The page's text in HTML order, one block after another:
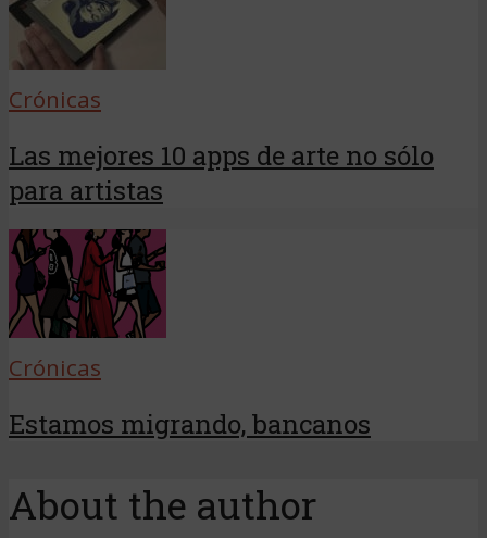
Crónicas
Las mejores 10 apps de arte no sólo
para artistas
Crónicas
Estamos migrando, bancanos
About the author